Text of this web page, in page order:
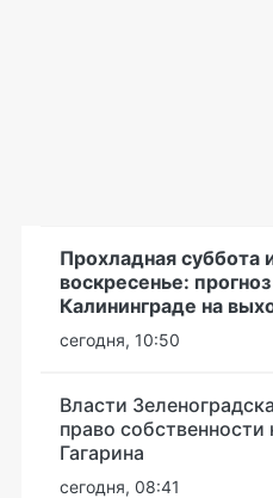
Прохладная суббота
воскресенье:
Калининграде на
сегодня, 10:50
Власти
право собственности
Гагарина
сегодня, 08:41